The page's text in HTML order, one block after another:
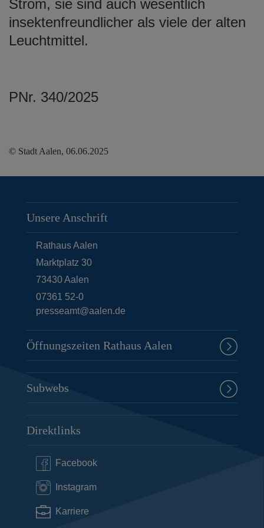
Strom, sie sind auch wesentlich
insektenfreundlicher als viele der alten
Leuchtmittel.
PNr. 340/2025
© Stadt Aalen, 06.06.2025
Unsere Anschrift
Rathaus Aalen
Marktplatz 30
73430Aalen
07361 52-0
presseamt@aalen.de
Öffnungszeiten Rathaus Aalen
Subwebs
Direktlinks
Facebook
Instagram
Karriere